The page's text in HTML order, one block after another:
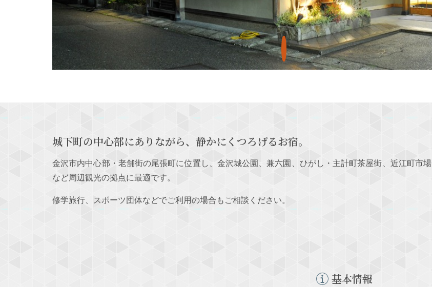
城下町の中心部にありながら、静かにくつろげるお宿。
金沢市内中心部・老舗街の尾張町に位置し、金沢城公園、兼六園、ひがし・主計町茶屋街、近江町市場
など周辺観光の拠点に最適です。
修学旅行、スポーツ団体などでご利用の場合もご相談ください。
基本情報